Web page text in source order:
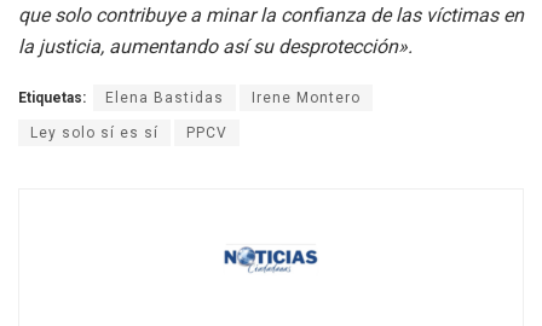
que solo contribuye a minar la confianza de las víctimas en
la justicia, aumentando así su desprotección».
Etiquetas: Elena Bastidas Irene Montero
Ley solo sí es sí PPCV